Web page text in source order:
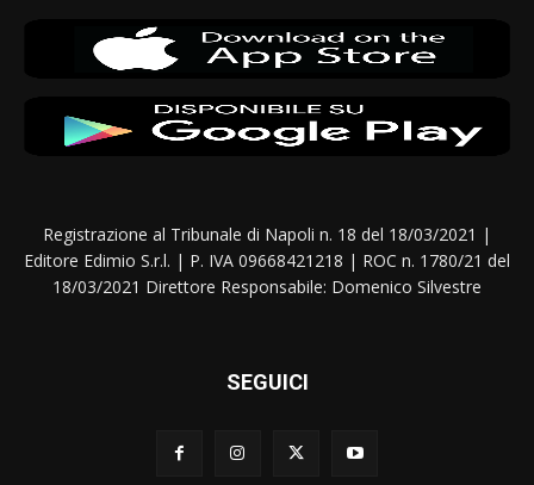
Registrazione al Tribunale di Napoli n. 18 del 18/03/2021 |
Editore Edimio S.r.l. | P. IVA 09668421218 | ROC n. 1780/21 del
18/03/2021 Direttore Responsabile: Domenico Silvestre
SEGUICI